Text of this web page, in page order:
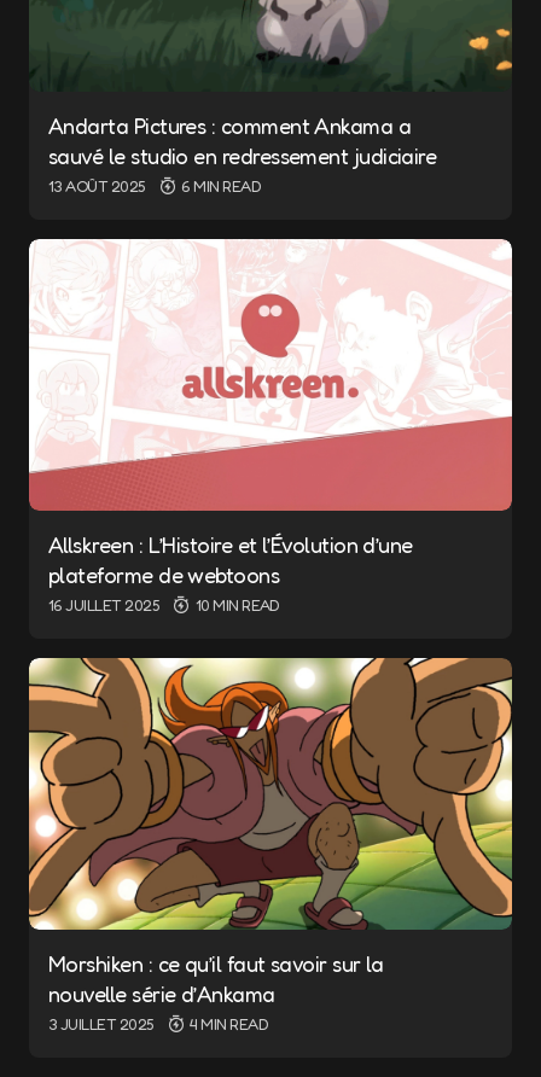
Andarta Pictures : comment Ankama a
sauvé le studio en redressement judiciaire
13 AOÛT 2025 6 MIN READ
Allskreen : L’Histoire et l’Évolution d’une
plateforme de webtoons
16 JUILLET 2025 10 MIN READ
Morshiken : ce qu’il faut savoir sur la
nouvelle série d’Ankama
3 JUILLET 2025 4 MIN READ